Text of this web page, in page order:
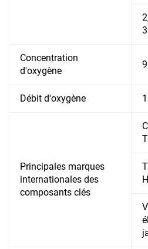
Concentration
d'oxygène
Débit d'oxygène
Principales marques
internationales des
composants clés